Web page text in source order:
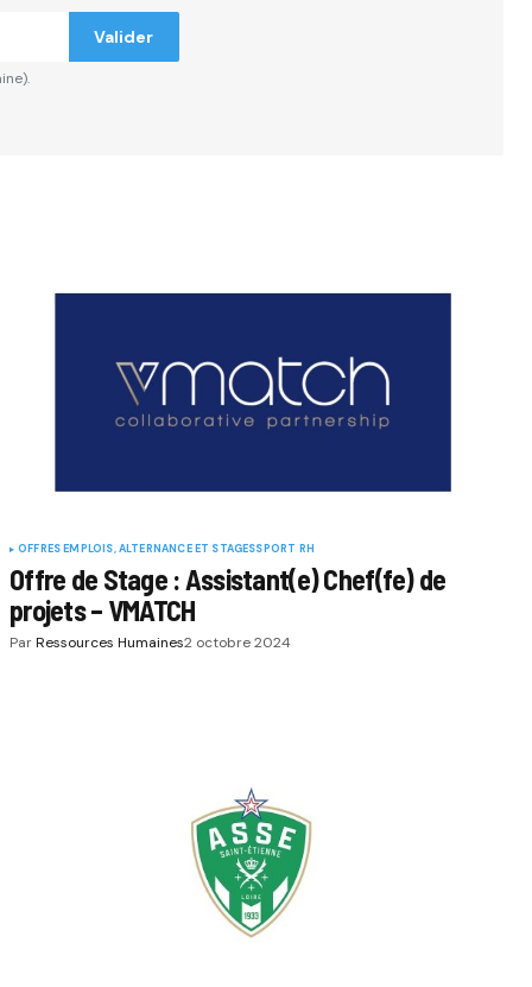
Valider
OFFRES EMPLOIS, ALTERNANCE ET STAGESSPORT RH
Offre de Stage : Assistant(e) Chef(fe) de
projets – VMATCH
ParRessources Humaines2 octobre 2024